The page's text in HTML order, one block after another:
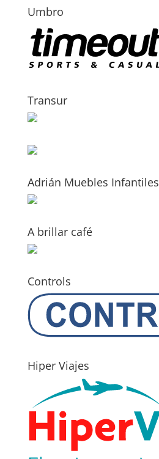
Umbro
Transur
Adrián Muebles Infantiles
A brillar café
Controls
Hiper Viajes